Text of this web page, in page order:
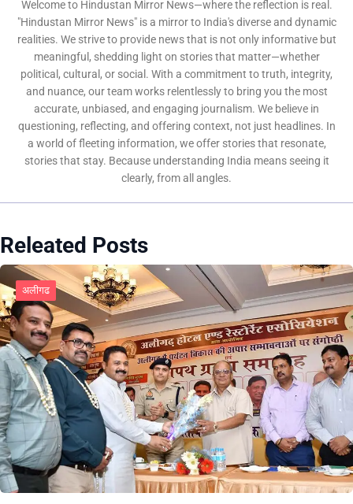
Welcome to Hindustan Mirror News—where the reflection is real.
"Hindustan Mirror News" is a mirror to India's diverse and dynamic
realities. We strive to provide news that is not only informative but
meaningful, shedding light on stories that matter—whether
political, cultural, or social. With a commitment to truth, integrity,
and nuance, our team works relentlessly to bring you the most
accurate, unbiased, and engaging journalism. We believe in
questioning, reflecting, and offering context, not just headlines. In
a world of fleeting information, we offer stories that resonate,
stories that stay. Because understanding India means seeing it
clearly, from all angles.
Releated Posts
अलीगढ